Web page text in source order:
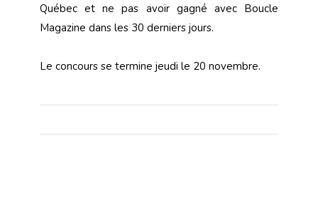
Québec et ne pas avoir gagné avec Boucle
Magazine dans les 30 derniers jours.
Le concours se termine jeudi le 20 novembre.